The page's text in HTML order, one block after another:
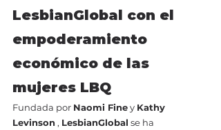
LesbianGlobal con el
empoderamiento
económico de las
mujeres LBQ
Fundada por Naomi Fine y Kathy
Levinson , LesbianGlobal se ha